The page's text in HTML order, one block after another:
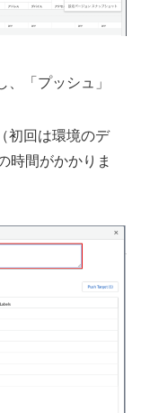
、「プッシュ」
初回は環境のデ
時間がかかりま